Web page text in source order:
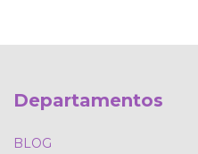
Departamentos
BLOG